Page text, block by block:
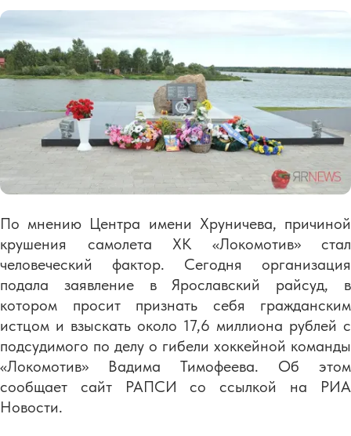
По мнению Центра имени Хруничева, причиной
крушения самолета ХК «Локомотив» стал
человеческий фактор. Сегодня организация
подала заявление в Ярославский райсуд, в
котором просит признать себя гражданским
истцом и взыскать около 17,6 миллиона рублей с
подсудимого по делу о гибели хоккейной команды
«Локомотив» Вадима Тимофеева. Об этом
сообщает сайт РАПСИ со ссылкой на РИА
Новости.